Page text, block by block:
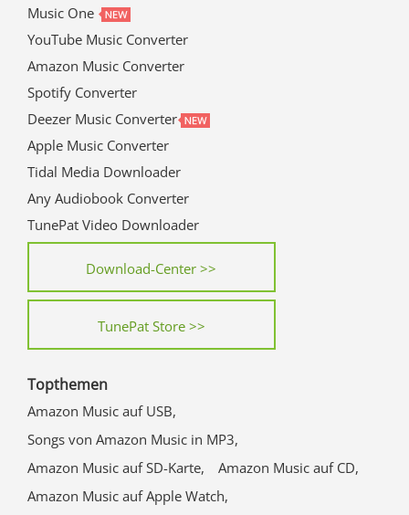
Music One
YouTube Music Converter
Amazon Music Converter
Spotify Converter
Deezer Music Converter
Apple Music Converter
Tidal Media Downloader
Any Audiobook Converter
TunePat Video Downloader
Download-Center >>
TunePat Store >>
Topthemen
Amazon Music auf USB,
Songs von Amazon Music in MP3,
Amazon Music auf SD-Karte,
Amazon Music auf CD,
Amazon Music auf Apple Watch,